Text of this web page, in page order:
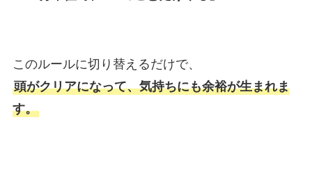
このルールに切り替えるだけで、
頭がクリアになって、気持ちにも余裕が生まれま
す。